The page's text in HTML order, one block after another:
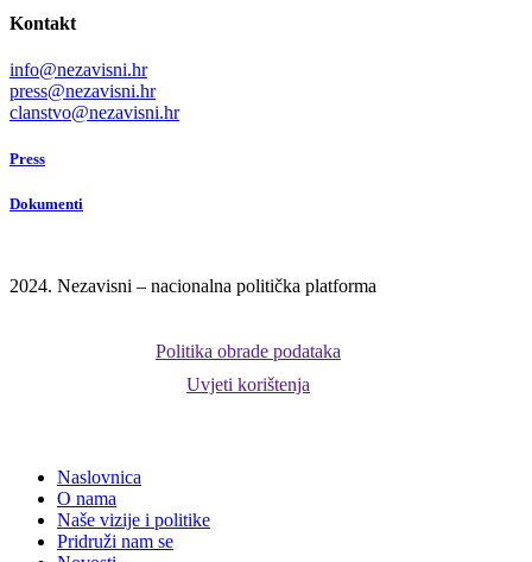
Kontakt
info@nezavisni.hr
press@nezavisni.hr
clanstvo@nezavisni.hr
Press
Dokumenti
2024. Nezavisni – nacionalna politička platforma
Politika obrade podataka
Uvjeti korištenja
Close
Menu
Naslovnica
O nama
Naše vizije i politike
Pridruži nam se